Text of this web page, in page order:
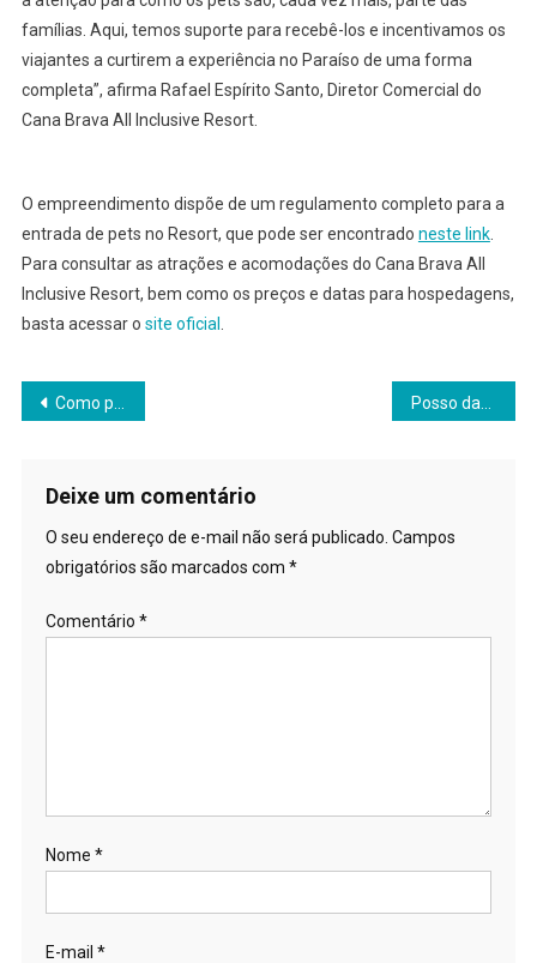
famílias. Aqui, temos suporte para recebê-los e incentivamos os
viajantes a curtirem a experiência no Paraíso de uma forma
completa”, afirma Rafael Espírito Santo, Diretor Comercial do
Cana Brava All Inclusive Resort.
O empreendimento dispõe de um regulamento completo para a
entrada de pets no Resort, que pode ser encontrado neste link.
Para consultar as atrações e acomodações do Cana Brava All
Inclusive Resort, bem como os preços e datas para hospedagens,
basta acessar o site oficial
Navegação
Post
Como proteger o seu pet de ondas de calor
Deixe um comentário
O seu endereço de e-mail não será publicado. Campos
obrigatórios são marcados com *
Comentário *
Nome *
E-mail *